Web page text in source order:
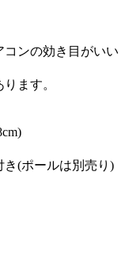
ンの効き目がいい
ます。
き(ポールは別売り)